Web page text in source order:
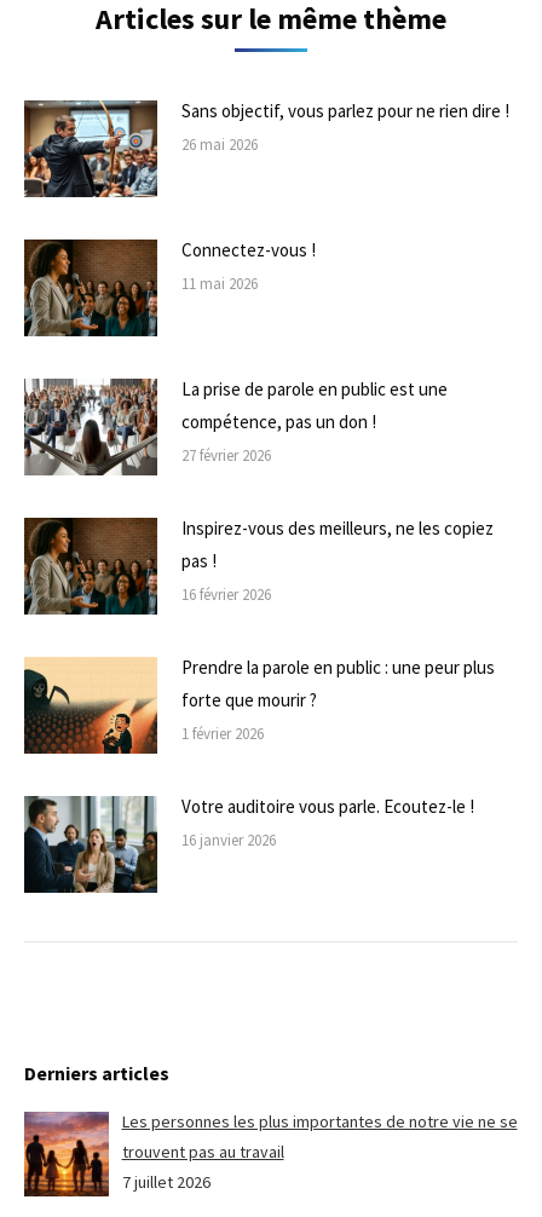
Articles sur le même thème
Sans objectif, vous parlez pour ne rien dire !
26 mai 2026
Connectez-vous !
11 mai 2026
La prise de parole en public est une
compétence, pas un don !
27 février 2026
Inspirez-vous des meilleurs, ne les copiez
pas !
16 février 2026
Prendre la parole en public : une peur plus
forte que mourir ?
1 février 2026
Votre auditoire vous parle. Ecoutez-le !
16 janvier 2026
Derniers articles
Les personnes les plus importantes de notre vie ne se
trouvent pas au travail
7 juillet 2026